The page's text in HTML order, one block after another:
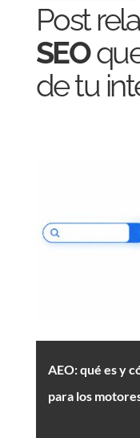
Post
SEO
de tu
AEO: qué es y
para los